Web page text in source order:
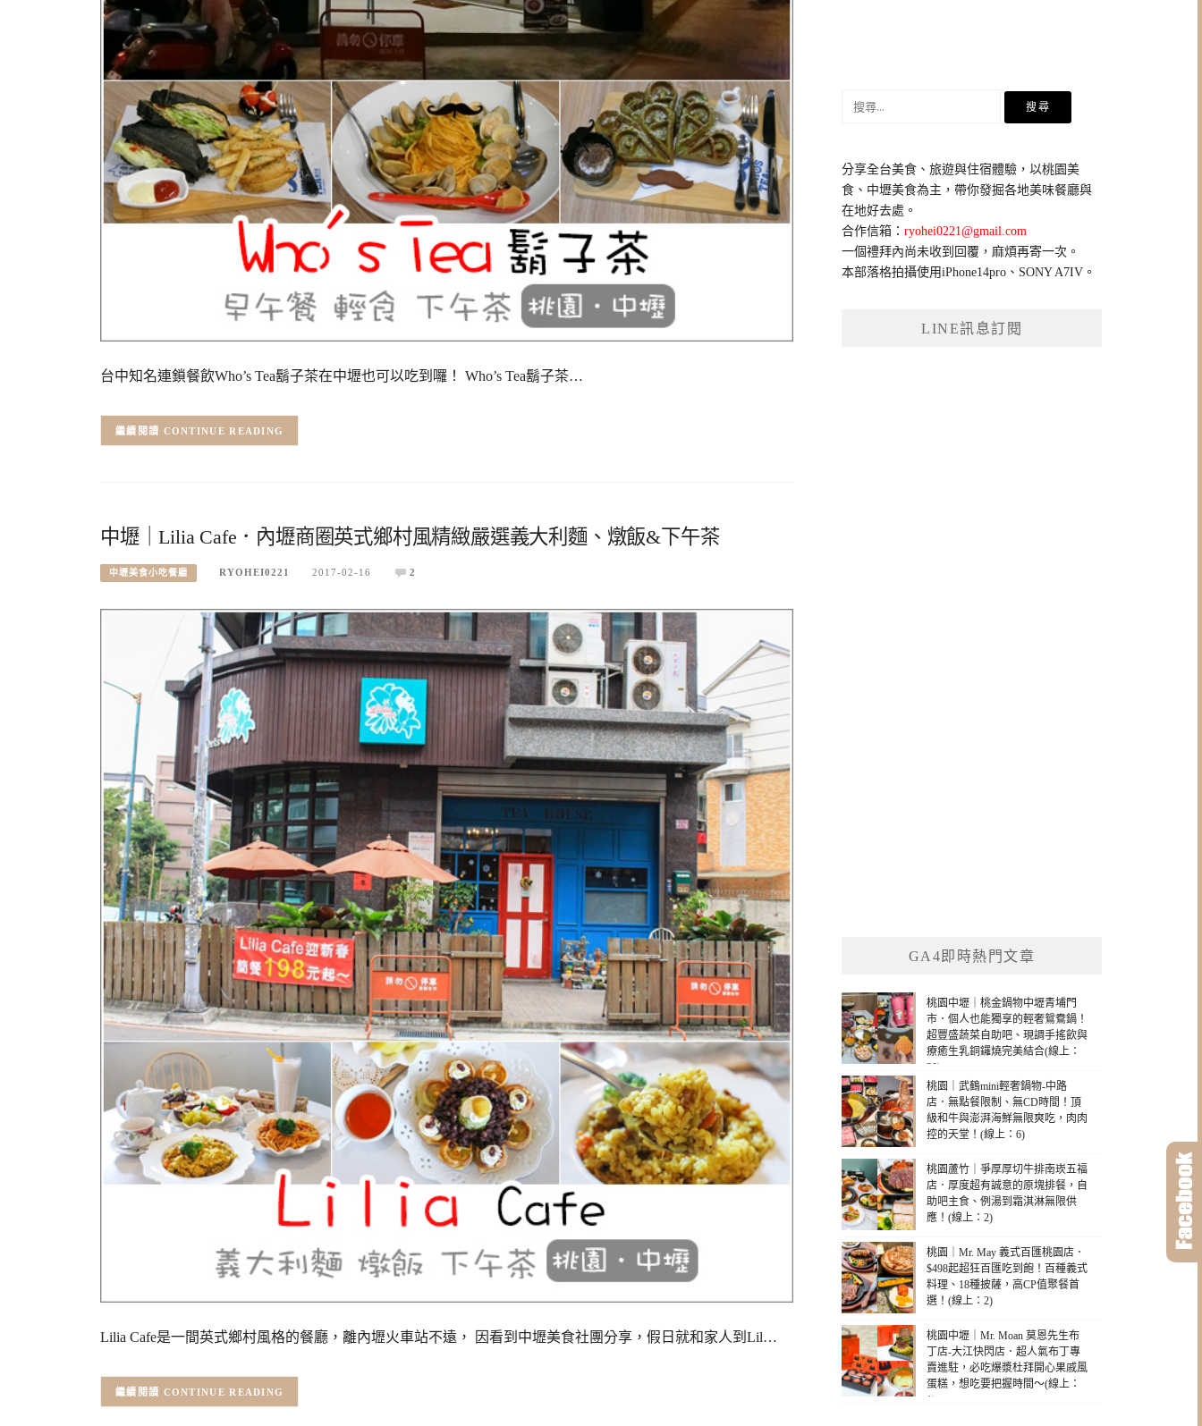
台中知名連鎖餐飲Who’s Tea鬍子茶在中壢也可以吃到囉！ Who’s Tea鬍子茶…
CONTINUE READING
中壢｜Lilia Cafe．內壢商圈英式鄉村風精緻嚴選義大利麵、燉飯&下午茶
中壢美食小吃餐廳 RYOHEI0221 2017-02-16 2
Lilia Cafe是一間英式鄉村風格的餐廳，離內壢火車站不遠， 因看到中壢美食社團分享，假日就和家人到Lil…
CONTINUE READING
鍵
字:
分享全台美食、旅遊與住宿體驗，以桃園美
食、中壢美食為主，帶你發掘各地美味餐廳與
在地好去處。
合作信箱：ryohei0221@gmail.com
一個禮拜內尚未收到回覆，麻煩再寄一次。
本部落格拍攝使用iPhone14pro、SONY A7IV。
LINE訊息訂閱
GA4即時熱門文章
桃園中壢｜桃金鍋物中壢青埔門
市．個人也能獨享的輕奢鴛鴦鍋！
超豐盛蔬菜自助吧、現調手搖飲與
療癒生乳銅鑼燒完美結合(線上：
20)
桃園｜武鶴mini輕奢鍋物-中路
店．無點餐限制、無CD時間！頂
級和牛與澎湃海鮮無限爽吃，肉肉
控的天堂！(線上：6)
桃園蘆竹｜爭厚厚切牛排南崁五福
店．厚度超有誠意的原塊排餐，自
助吧主食、例湯到霜淇淋無限供
應！(線上：2)
桃園｜Mr. May 義式百匯桃園店．
$498起超狂百匯吃到飽！百種義式
料理、18種披薩，高CP值聚餐首
選！(線上：2)
桃園中壢｜Mr. Moan 莫恩先生布
丁店-大江快閃店．超人氣布丁專
賣進駐，必吃爆漿杜拜開心果戚風
蛋糕，想吃要把握時間～(線上：
1)